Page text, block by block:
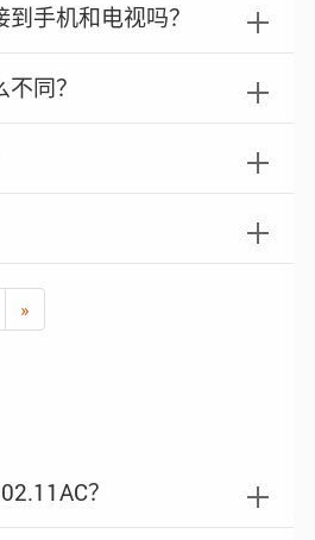
手机和电视吗？
同？
»
？